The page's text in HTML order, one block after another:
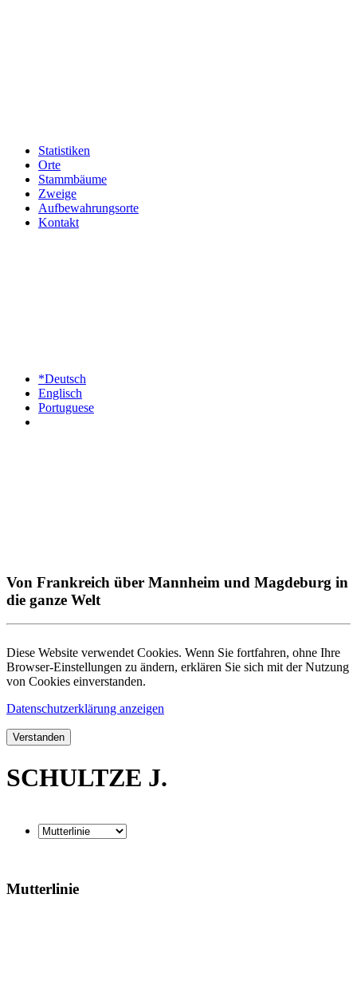
Statistiken
Orte
Stammbäume
Zweige
Aufbewahrungsorte
Kontakt
*Deutsch
Englisch
Portuguese
Von Frankreich über Mannheim und Magdeburg in
die ganze Welt
Diese Website verwendet Cookies. Wenn Sie fortfahren, ohne Ihre
Browser-Einstellungen zu ändern, erklären Sie sich mit der Nutzung
von Cookies einverstanden.
Datenschutzerklärung anzeigen
Verstanden
SCHULTZE J.
Mutterlinie